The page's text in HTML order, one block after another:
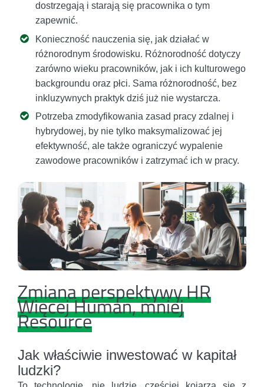
dostrzegają i starają się pracownika o tym
zapewnić.
Konieczność nauczenia się, jak działać w
różnorodnym środowisku. Różnorodność dotyczy
zarówno wieku pracowników, jak i ich kulturowego
backgroundu oraz płci. Sama różnorodność, bez
inkluzywnych praktyk dziś już nie wystarcza.
Potrzeba zmodyfikowania zasad pracy zdalnej i
hybrydowej, by nie tylko maksymalizować jej
efektywność, ale także ograniczyć wypalenie
zawodowe pracowników i zatrzymać ich w pracy.
Zmiana perspektywy HR
Więcej Human, mniej
Resource
Jak właściwie inwestować w kapitał
ludzki?